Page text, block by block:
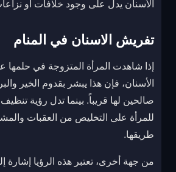
الأسنان يدل على وجود خلافات أو
تفريش الاسنان في المنام
إذا شاهدت المرأة المتزوجة في حلمها
الأسنان، فإن هذا يبشر بقدوم الخير
صالحين لها قريباً. بينما تدل رؤية
للمرأة على التخليص من العقبات
طريقها.
من جهة أخرى، تعتبر هذه الرؤيا إشارة